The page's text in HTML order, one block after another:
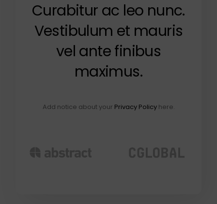
Curabitur ac leo nunc.
Vestibulum et mauris
vel ante finibus
maximus.
Add notice about your Privacy Policyhere.